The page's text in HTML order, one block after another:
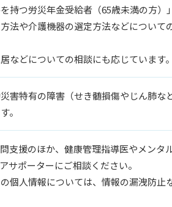
持つ労災年金受給者（65歳未満の方）
法や介護機器の選定方法などについて
などについての相談にも応じています。
害特有の障害（せき髄損傷やじん肺な
。
支援のほか、健康管理指導医やメンタ
サポーターにご相談ください。
個人情報については、情報の漏洩防止